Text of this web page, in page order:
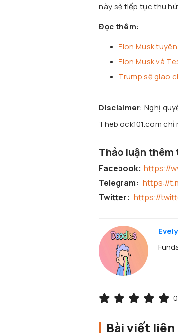
này sẽ tiếp tục thu
Đọc thêm:
Elon Musk
Elon Musk và
Trump sẽ giao
Disclaimer: Nghị
Theblock101.com chỉ
Thảo luận thêm
Facebook: https://
Telegram: https://
Twitter: https://
0
Bài viết liên